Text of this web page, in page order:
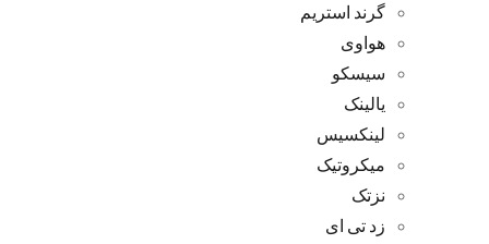
گرند استریم
هواوی
سیسکو
یالینک
لینکسیس
میکروتیک
نزتک
زد تی ای